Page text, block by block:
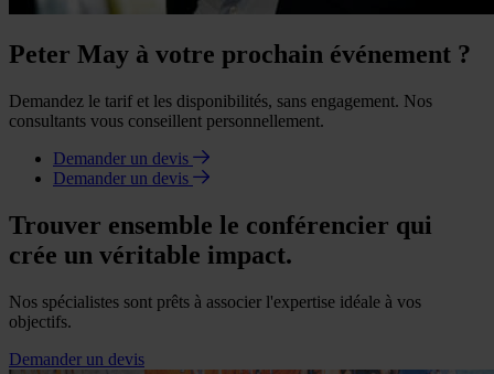
Peter May à votre prochain événement ?
Demandez le tarif et les disponibilités, sans engagement. Nos
consultants vous conseillent personnellement.
Demander un devis
Demander un devis
Trouver ensemble le conférencier qui
crée un véritable impact.
Nos spécialistes sont prêts à associer l'expertise idéale à vos
objectifs.
Demander un devis